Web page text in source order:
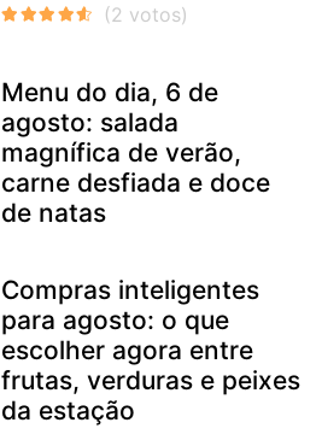
Menu do dia, 6 de
agosto: salada
magnífica de verão,
carne desfiada e doce
de natas
Compras inteligentes
para agosto: o que
escolher agora entre
frutas, verduras e peixes
da estação